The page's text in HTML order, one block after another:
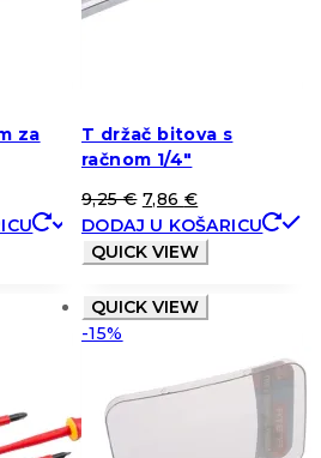
za
T držač bitova s
račnom 1/4″
9,25€ 7,86 €
DODAJ U KOŠARICU
QUICK VIEW
QUICK VIEW
-15%